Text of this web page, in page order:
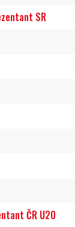
SR
ČR U20